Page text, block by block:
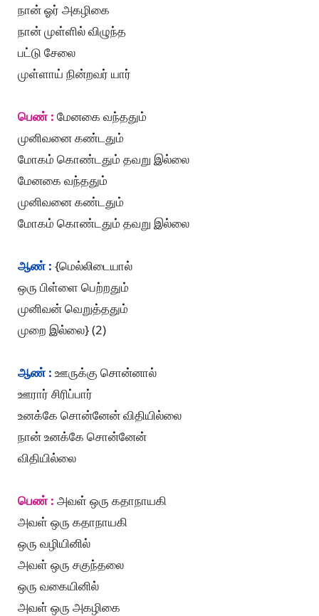
நான் ஓர் அகழிகை
நான் முள்ளில் விழுந்த
பட்டு சேலை
முள்ளாய் நின்றவர் யார்
பெண் : மேனகை வந்ததும்
முனிவனை கண்டதும்
மோகம் கொண்டதும் தவறு இல்லை
மேனகை வந்ததும்
முனிவனை கண்டதும்
மோகம் கொண்டதும் தவறு இல்லை
ஆண் : {மெல்லிடையால்
ஒரு பிள்ளை பெற்றதும்
முனிவன் வெறுத்ததும்
முறை இல்லை} (2)
ஆண் : ஊருக்கு சொன்னால்
ஊரார் சிரிப்பார்
உனக்கே சொன்னேன் விதியில்லை
நான் உனக்கே சொன்னேன்
விதியில்லை
பெண் : அவள் ஒரு கதாநாயகி
அவள் ஒரு கதாநாயகி
ஒரு வழியினில்
அவள் ஒரு சகுந்தலை
ஒரு வகையினில்
அவள் ஒரு அகழிகை